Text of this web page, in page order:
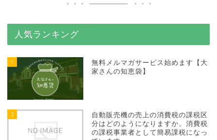
人気ランキング
1
無料メルマガサービス始めます【大
家さんの知恵袋】
2
自動販売機の売上の消費税の課税区
分はどのようになりますか。消費税
の課税事業者として簡易課税になっ